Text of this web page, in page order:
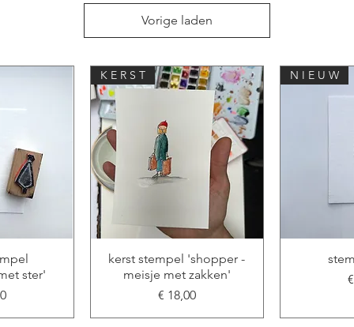
Vorige laden
ster'
K E R S T
kerst stempel 'shopper -
meisje met zakken'
Prijs
€ 18,00
N I E U W